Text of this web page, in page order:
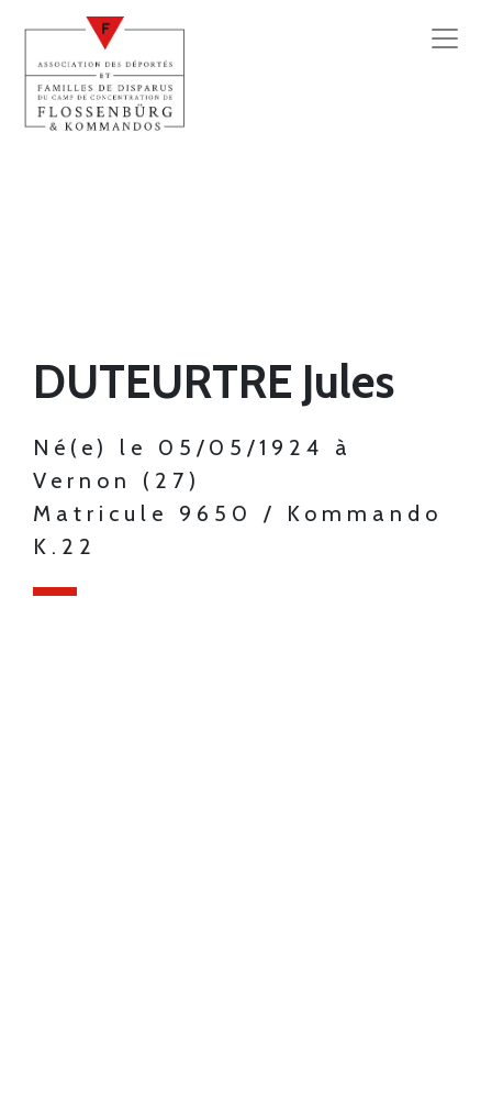
DUTEURTRE Jules
Né(e) le 05/05/1924 à
Vernon (27)
Matricule 9650 / Kommando
K.22